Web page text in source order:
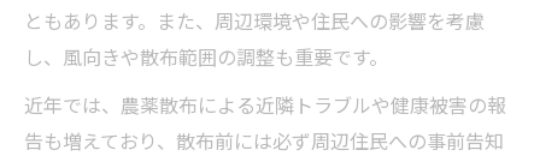
農薬散布時の気象条件と環境配慮のポイン
ト
農薬散布で重視すべき天候と作業タイミン
グ
ともあります。また、周辺環境や住民への影響を考慮
し、風向きや散布範囲の調整も重要です。
近年では、農薬散布による近隣トラブルや健康被害の報
告も増えており、散布前には必ず周辺住民への事前告知